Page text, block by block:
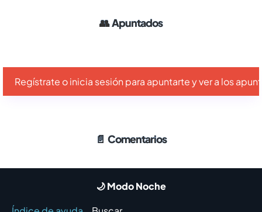
👥Apuntados
Regístrate o inicia sesión para apuntarte y ver a los
📄 Comentarios
🌙 Modo Noche